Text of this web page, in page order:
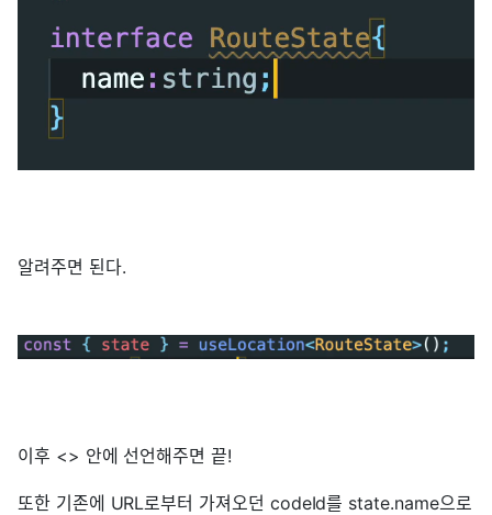
알려주면 된다.
이후 <> 안에 선언해주면 끝!
또한 기존에 URL로부터 가져오던 codeId를 state.name으로